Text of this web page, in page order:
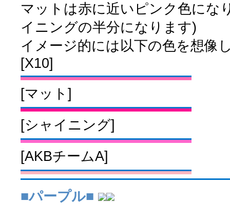
マットは赤に近いピンク色にな
イニングの半分になります)
イメージ的には以下の色を想像
[X10]
[マット]
[シャイニング]
[AKBチームA]
■パープル■